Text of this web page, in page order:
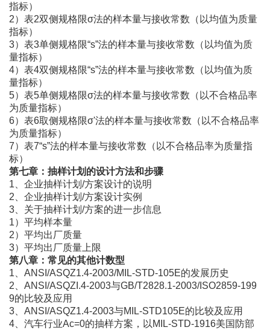
指标）
2）表2双侧规格限σ法的样本量与接收常数（以均值为质量
指标）
3）表3单侧规格限“s”法的样本量与接收常数（以均值为质
量指标）
4）表4双侧规格限“s”法的样本量与接收常数（以均值为质
量指标）
5）表5单侧规格限σ法的样本量与接收常数（以不合格品率
为质量指标）
6）表6取侧规格限σ'法的样本量与接收常数（以不合格品率
为质量指标）
7）表7“s”法的样本量与接收常数（以不合格品率为质量指
标）
第七章：抽样计划的设计方法和步骤
1、企业抽样计划/方案设计的说明
2、企业抽样计划/方案设计实例
3、关于抽样计划/方案的进一步信息
1）平均样本量
2）平均出厂质量
3）平均出厂质量上限
第八章：常见的其他计数型
1、ANSI/ASQZ1.4-2003/MIL-STD-105E的发展历史
2、ANSI/ASQZI.4-2003与GB/T2828.1-2003/ISO2859-199
9的比较及应用
3、ANSI/ASQZ1.4-2003与MIL-STD105E的比较及应用
4、汽车行业Ac=0的抽样方案，以MIL-STD-1916美国防部